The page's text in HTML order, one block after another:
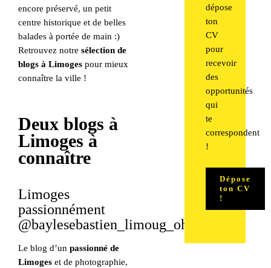
encore préservé, un petit
centre historique et de belles
balades à portée de main :)
Retrouvez notre sélection de
blogs à Limoges pour mieux
connaître la ville !
Deux blogs à
Limoges à
connaître
Limoges
passionnément
@baylesebastien_limoug_oh
Le blog d’un passionné de
Limoges et de photographie,
dépose
ton
CV
pour
recevoir
des
opportunités
qui
te
correspondent
!
Dépose
ton CV
!